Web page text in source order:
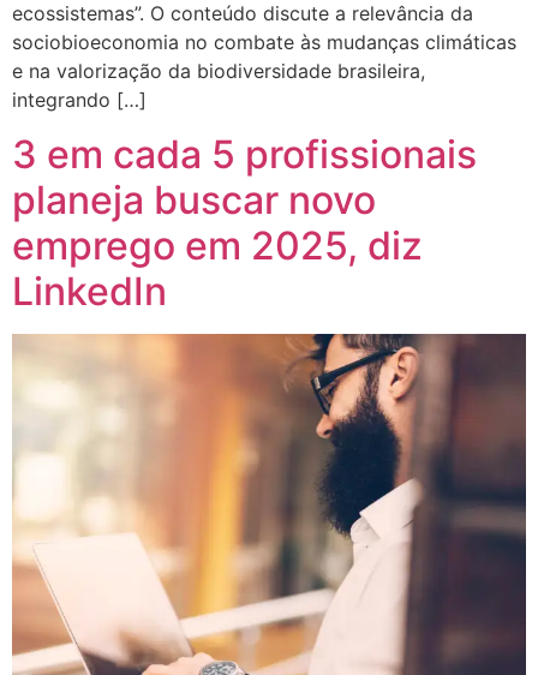
ecossistemas”. O conteúdo discute a relevância da
sociobioeconomia no combate às mudanças climáticas
e na valorização da biodiversidade brasileira,
integrando […]
3 em cada 5 profissionais
planeja buscar novo
emprego em 2025, diz
LinkedIn